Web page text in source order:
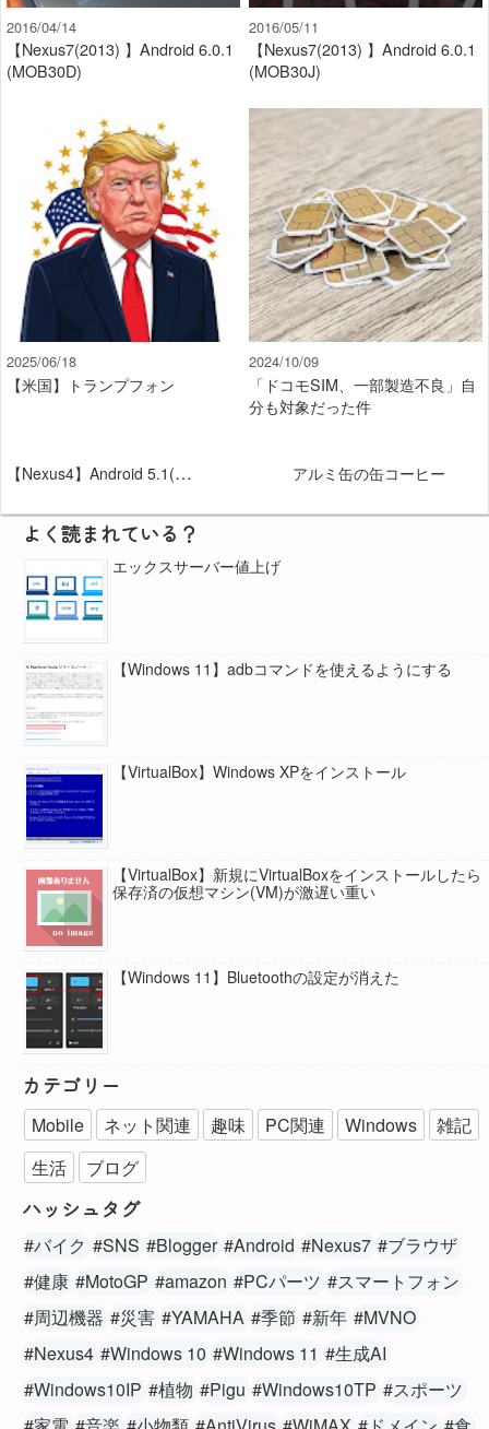
2016/04/14
【Nexus7(2013) 】Android 6.0.1
(MOB30D)
2016/05/11
【Nexus7(2013) 】Android 6.0.1
(MOB30J)
2025/06/18
【米国】トランプフォン
2024/10/09
「ドコモSIM、一部製造不良」自
分も対象だった件
【Nexus4】Android 5.1(Lollipop) アルミ缶の缶コーヒー
よく読まれている？
エックスサーバー値上げ
【Windows 11】adbコマンドを使えるようにする
【VirtualBox】Windows XPをインストール
【VirtualBox】新規にVirtualBoxをインストールしたら
保存済の仮想マシン(VM)が激遅い重い
【Windows 11】Bluetoothの設定が消えた
カテゴリー
Mobile ネット関連 趣味 PC関連 Windows
雑記
生活
ブログ
ハッシュタグ
#バイク #SNS #Blogger #Android #Nexus7 #ブラウザ
#健康 #MotoGP #amazon #PCパーツ #スマートフォン
#周辺機器 #災害 #YAMAHA #季節 #新年 #MVNO
#Nexus4 #Windows 10 #Windows 11 #生成AI
#Windows10IP #植物 #Pigu #Windows10TP #スポーツ